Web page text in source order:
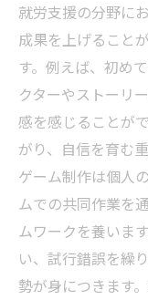
就労支援の分野に
成果を上げること
す。例えば、初め
クターやストーリ
感を感じることが
がり、自信を育む
ゲーム制作は個人
ムでの共同作業を
ムワークを養いま
い、試行錯誤を繰
勢が身につきます